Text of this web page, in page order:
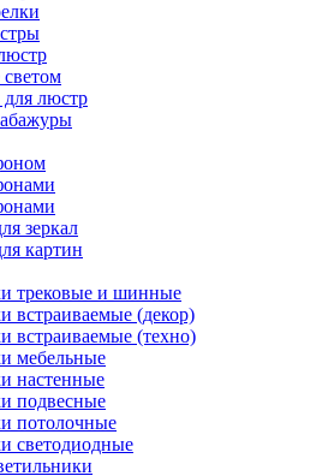
люстр
зеркал
картин
трековые и шинные
встраиваемые (декор)
встраиваемые (техно)
мебельные
настенные
подвесные
потолочные
светодиодные